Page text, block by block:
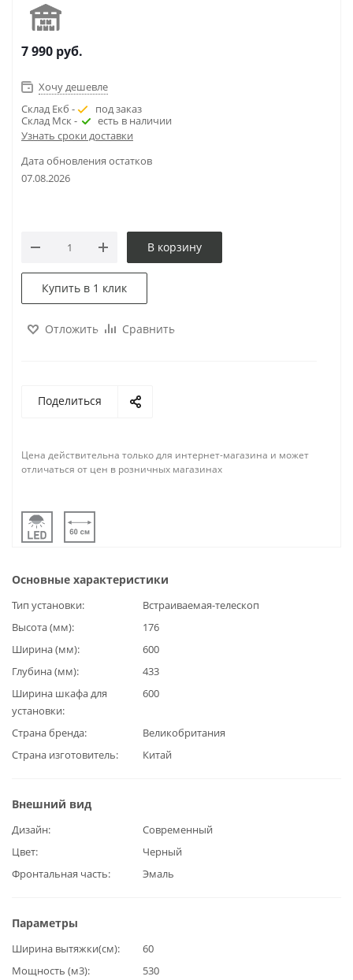
7 990 руб.
Хочу дешевле
Склад Екб -
под заказ
Склад Мск -
есть в наличии
Узнать сроки доставки
Дата обновления остатков
07.08.2026
В корзину
Купить в 1 клик
Отложить Сравнить
Поделиться
Цена действительна только для интернет-магазина и может
отличаться от цен в розничных магазинах
Основные характеристики
Тип установки
Встраиваемая-телескоп
Высота (мм)
176
Ширина (мм)
600
Глубина (мм)
433
Ширина шкафа для
установки
600
Страна бренда
Великобритания
Страна изготовитель
Китай
Внешний вид
Дизайн
Современный
Цвет
Черный
Фронтальная часть
Эмаль
Параметры
Ширина вытяжки(см)
60
Мощность (м3)
530